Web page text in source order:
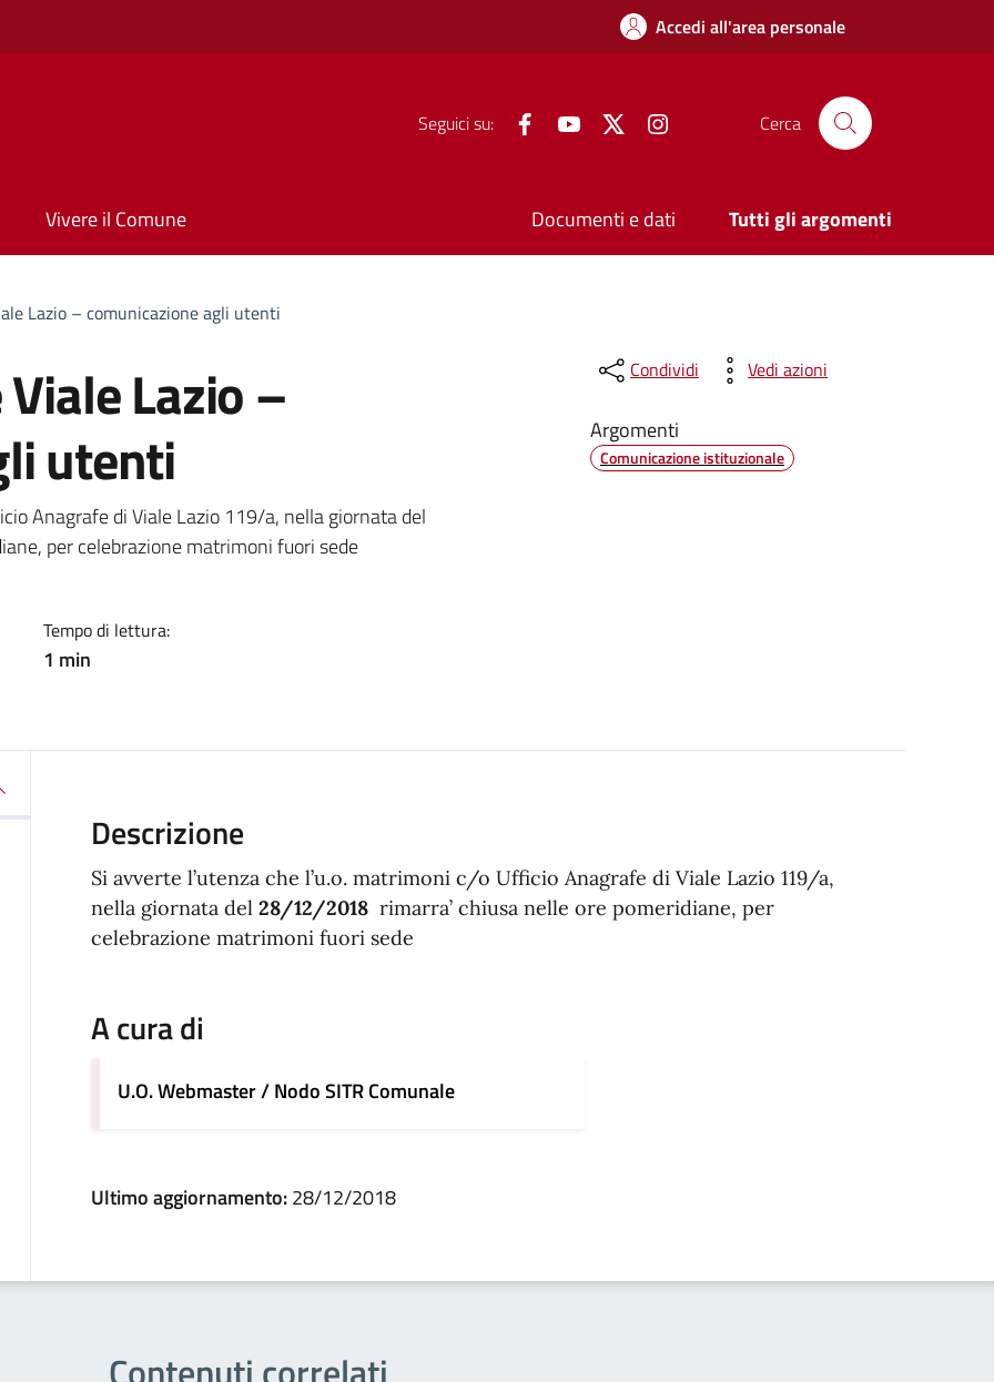
Accedi all'area personale
Seguici su: FacebookYouTube Twitter Cerca
Vivere il Comune Documenti e dati Tutti gli argomenti
Lazio – comunicazione agli utenti
Lazio –
utenti
Anagrafe di Viale Lazio 119/a, nella giornata del
per celebrazione matrimoni fuori sede
Tempo di lettura:
1 min
Condividi Vedi azioni
Argomenti
Comunicazione istituzionale
Descrizione
Si avverte l’utenza che l’u.o. matrimoni c/o Ufficio Anagrafe di Viale Lazio 119/a,
nella giornata del 28/12/2018rimarra’ chiusa nelle ore pomeridiane, per
celebrazione matrimoni fuori sede
A cura di
U.O. Webmaster / Nodo SITR Comunale
Ultimo aggiornamento:28/12/2018